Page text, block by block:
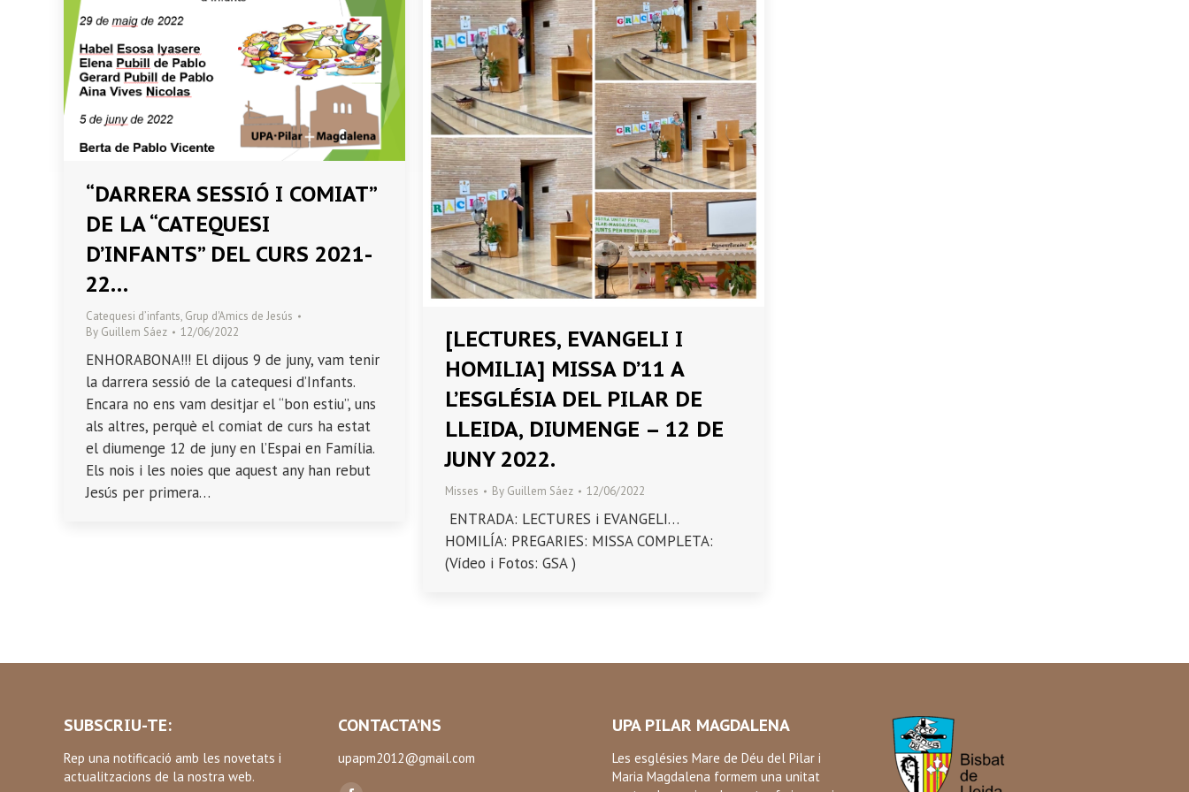
“DARRERA SESSIÓ I COMIAT”
DE LA “CATEQUESI
D’INFANTS” DEL CURS 2021-
22…
Catequesi d’infants, Grup d'Amics de Jesús
By Guillem Sáez 12/06/2022
ENHORABONA!!! El dijous 9 de juny, vam tenir
la darrera sessió de la catequesi d’Infants.
Encara no ens vam desitjar el “bon estiu”, uns
als altres, perquè el comiat de curs ha estat
el diumenge 12 de juny en l’Espai en Família.
Els nois i les noies que aquest any han rebut
Jesús per primera…
[LECTURES, EVANGELI I
HOMILIA] MISSA D’11 A
L’ESGLÉSIA DEL PILAR DE
LLEIDA, DIUMENGE – 12 DE
JUNY 2022.
Misses By Guillem Sáez 12/06/2022
ENTRADA: LECTURES i EVANGELI…
HOMILÍA: PREGARIES: MISSA COMPLETA:
(Vídeo i Fotos: GSA )
SUBSCRIU-TE:
Rep una notificació amb les novetats i
actualitzacions de la nostra web.
CONTACTA’NS
upapm2012@gmail.com
UPA PILAR MAGDALENA
Les esglésies Mare de Déu del Pilar i
Maria Magdalena formem una unitat